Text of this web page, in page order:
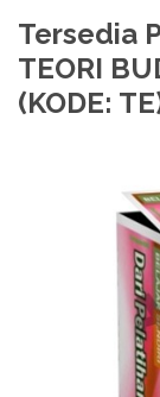
Tersedia
TEORI
(KODE: